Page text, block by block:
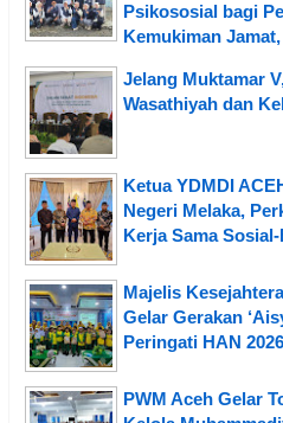
Psikososial bagi
Kemukiman
Jelang Muktamar
Wasathiyah dan
Ketua YDMDI
Negeri Melaka,
Kerja Sama
Majelis
Gelar Gerakan
Peringati HAN 2026
PWM Aceh Gelar